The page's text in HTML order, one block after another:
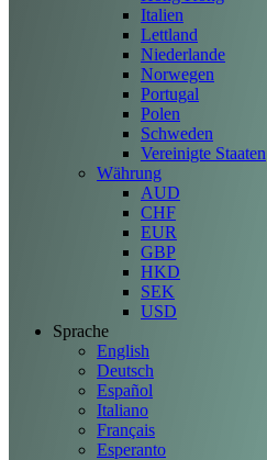
Italien
Lettland
Niederlande
Norwegen
Portugal
Polen
Schweden
Vereinigte Staaten
Währung
AUD
CHF
EUR
GBP
HKD
SEK
USD
Sprache
English
Deutsch
Español
Italiano
Français
Esperanto